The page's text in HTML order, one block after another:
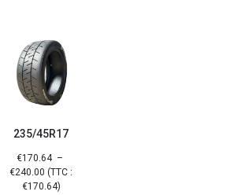
235/45R17
€170.64 –
€240.00 (TTC :
€170.64)